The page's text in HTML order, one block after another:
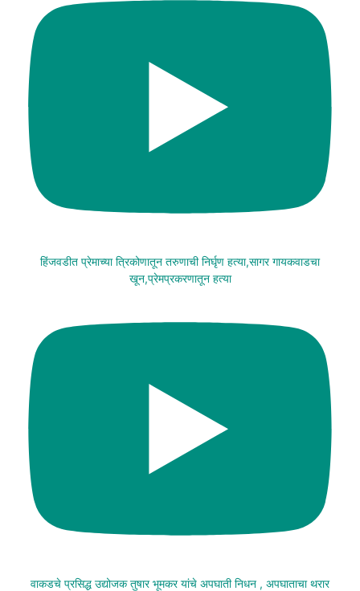
हिंजवडीत प्रेमाच्या त्रिकोणातून तरुणाची निर्घृण हत्या,सागर गायकवाडचा
खून,प्रेमप्रकरणातून हत्या
वाकडचे प्रसिद्ध उद्योजक तुषार भूमकर यांचे अपघाती निधन , अपघाताचा थरार